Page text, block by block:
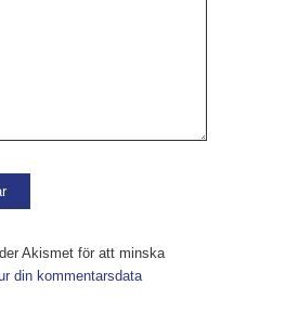
Akismet för att minska
din kommentarsdata